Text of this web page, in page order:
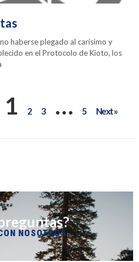
haberse plegado al carísimo y
en el Protocolo de Kioto, los
1 2 3 … 5 Next »
NOSOTROS